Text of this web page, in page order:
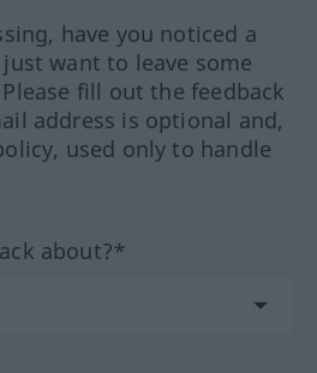
have you noticed a
want to leave some
fill out the feedback
address is optional and,
used only to handle
about?*